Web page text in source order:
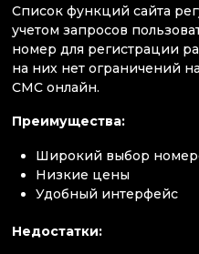
Список функций сайта
учетом запросов
номер для регистрации
на них нет ограничений
СМС онлайн.
Преимущества:
Широкий выбор
Низкие цены
Удобный интерфейс
Недостатки: